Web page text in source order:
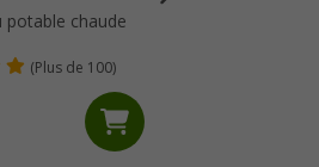
potable chaude
(Plus de 100)